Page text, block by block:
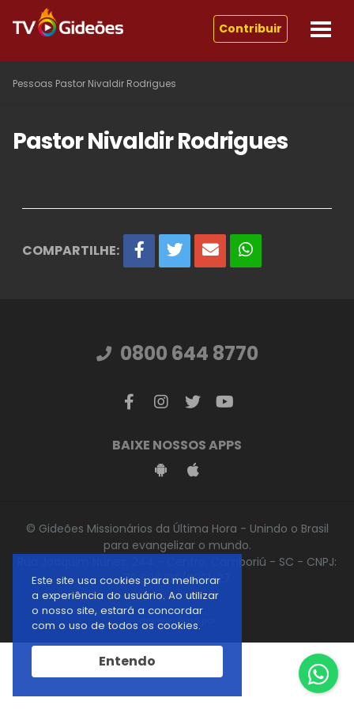
Contribuir
Pessoas Pastor Nivaldir Rodrigues
Pastor Nivaldir Rodrigues
COMPARTILHE:
Este site usa cookies para melhorar
a experiência do usuário. Ao utilizar
o nosso site, estará a concordar
com o uso de todos os cookies.
Entendo
0800 644 8770
BAIXE NOSSOS APPS
© Gideões Missionários da Última Hora - Unindo o Brasil
para evangelizar o mundo.
Rua Joaquim Nunes, 244 - Centro, Camboriú - SC - CNPJ:
76.696.186/0001-27
desenvolvido por